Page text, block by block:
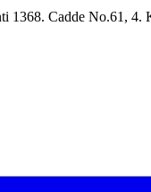
1368. Cadde No.61,